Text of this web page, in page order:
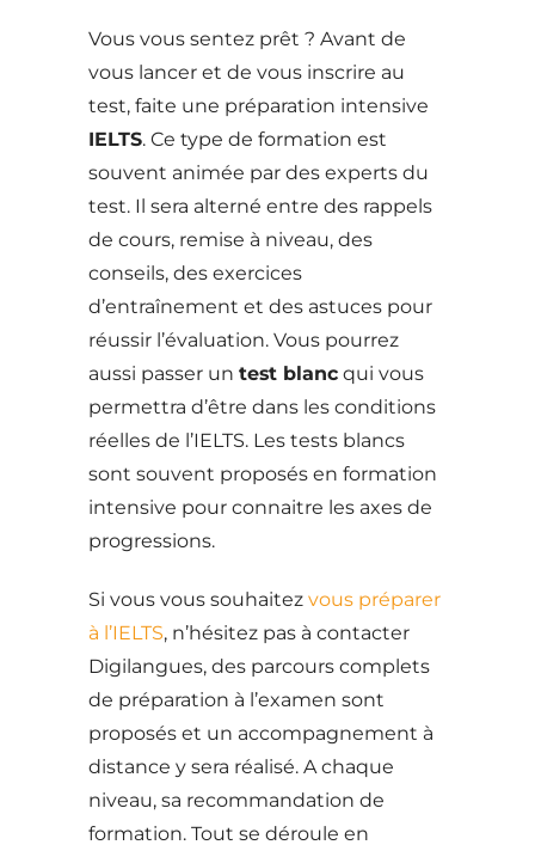
Vous vous sentez prêt ? Avant de
vous lancer et de vous inscrire au
test, faite une préparation intensive
IELTS. Ce type de formation est
souvent animée par des experts du
test. Il sera alterné entre des rappels
de cours, remise à niveau, des
conseils, des exercices
d’entraînement et des astuces pour
réussir l’évaluation. Vous pourrez
aussi passer un test blanc qui vous
permettra d’être dans les conditions
réelles de l’IELTS. Les tests blancs
sont souvent proposés en formation
intensive pour connaitre les axes de
progressions.
Si vous vous souhaitez vous préparer
à l’IELTS, n’hésitez pas à contacter
Digilangues, des parcours complets
de préparation à l’examen sont
proposés et un accompagnement à
distance y sera réalisé. A chaque
niveau, sa recommandation de
formation. Tout se déroule en